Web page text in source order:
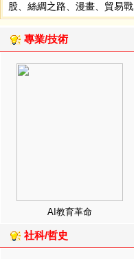
股
絲綢之路 漫畫 貿易戰
專業/技術
AI教育革命
社科/哲史